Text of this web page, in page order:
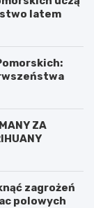
latem
ZA
zagrożeń
polowych